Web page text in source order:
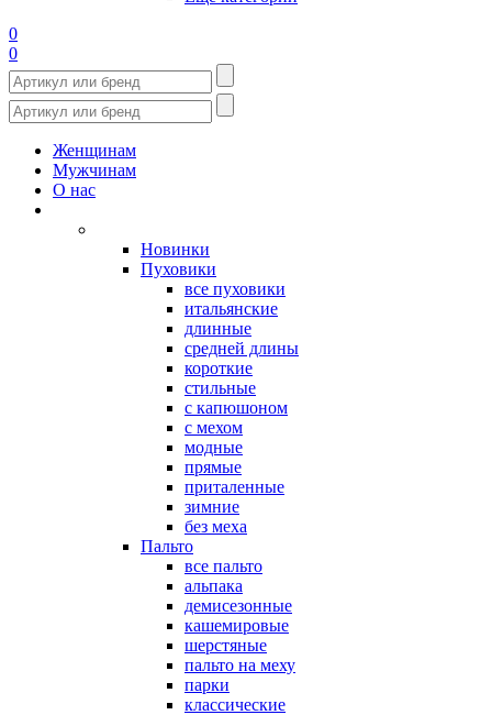
0
0
Женщинам
Мужчинам
О нас
Новинки
Пуховики
все пуховики
итальянские
длинные
средней длины
короткие
стильные
с капюшоном
с мехом
модные
прямые
приталенные
зимние
без меха
Пальто
все пальто
альпака
демисезонные
кашемировые
шерстяные
пальто на меху
парки
классические